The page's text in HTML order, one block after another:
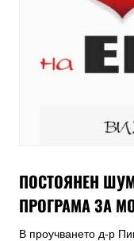
ПОСТОЯНЕН
ПРОГРАМА ЗА
В проучването д-р